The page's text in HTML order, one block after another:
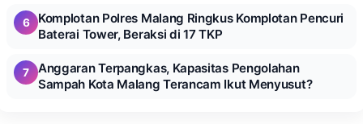
6
Komplotan Polres Malang Ringkus Komplotan Pencuri
Baterai Tower, Beraksi di 17 TKP
7
Anggaran Terpangkas, Kapasitas Pengolahan
Sampah Kota Malang Terancam Ikut Menyusut?